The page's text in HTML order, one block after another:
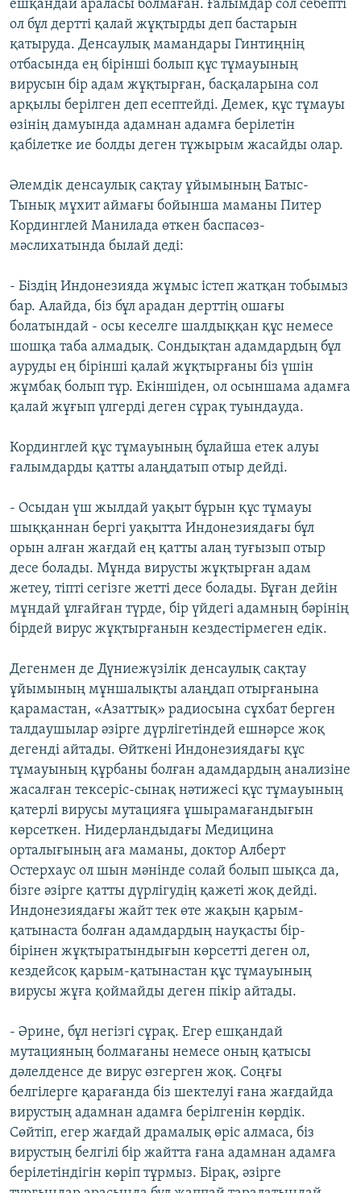
ешқандай араласы болмаған. Ғалымдар сол себепті
ол бұл дертті қалай жұқтырды деп бастарын
қатыруда. Денсаулық мамандары Гинтиңнің
отбасында ең бірінші болып құс тұмауының
вирусын бір адам жұқтырған, басқаларына сол
арқылы берілген деп есептейді. Демек, құс тұмауы
өзінің дамуында адамнан адамға берілетін
қабілетке ие болды деген тұжырым жасайды олар.
Әлемдік денсаулық сақтау ұйымының Батыс-
Тынық мұхит аймағы бойынша маманы Питер
Кординглей Манилада өткен баспасөз-
мәслихатында былай деді:
- Біздің Индонезияда жұмыс істеп жатқан тобымыз
бар. Алайда, біз бұл арадан дерттің ошағы
болатындай - осы кеселге шалдыққан құс немесе
шошқа таба алмадық. Сондықтан адамдардың бұл
ауруды ең бірінші қалай жұқтырғаны біз үшін
жұмбақ болып тұр. Екіншіден, ол осыншама адамға
қалай жұғып үлгерді деген сұрақ туындауда.
Кординглей құс тұмауының бұлайша етек алуы
ғалымдарды қатты алаңдатып отыр дейді.
- Осыдан үш жылдай уақыт бұрын құс тұмауы
шыққаннан бергі уақытта Индонезиядағы бұл
орын алған жағдай ең қатты алаң туғызып отыр
десе болады. Мұнда вирусты жұқтырған адам
жетеу, тіпті сегізге жетті десе болады. Бұған дейін
мұндай ұлғайған түрде, бір үйдегі адамның бәрінің
бірдей вирус жұқтырғанын кездестірмеген едік.
Дегенмен де Дүниежүзілік денсаулық сақтау
ұйымының мұншалықты алаңдап отырғанына
қарамастан, «Азаттық» радиосына сұхбат берген
талдаушылар әзірге дүрлігетіндей ешнәрсе жоқ
дегенді айтады. Өйткені Индонезиядағы құс
тұмауының құрбаны болған адамдардың анализіне
жасалған тексеріс-сынақ нәтижесі құс тұмауының
қатерлі вирусы мутацияға ұшырамағандығын
көрсеткен. Нидерландыдағы Медицина
орталығының аға маманы, доктор Алберт
Остерхаус ол шын мәнінде солай болып шықса да,
бізге әзірге қатты дүрлігудің қажеті жоқ дейді.
Индонезиядағы жайт тек өте жақын қарым-
қатынаста болған адамдардың науқасты бір-
бірінен жұқтыратындығын көрсетті деген ол,
кездейсоқ қарым-қатынастан құс тұмауының
вирусы жұға қоймайды деген пікір айтады.
- Әрине, бұл негізгі сұрақ. Егер ешқандай
мутацияның болмағаны немесе оның қатысы
дәлелденсе де вирус өзгерген жоқ. Соңғы
белгілерге қарағанда біз шектелуі ғана жағдайда
вирустың адамнан адамға берілгенін көрдік.
Сөйтіп, егер жағдай драмалық өріс алмаса, біз
вирустың белгілі бір жайтта ғана адамнан адамға
берілетіндігін көріп тұрмыз. Бірақ, әзірге